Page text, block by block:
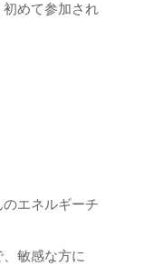
めて参加され
エネルギーチ
敏感な方に